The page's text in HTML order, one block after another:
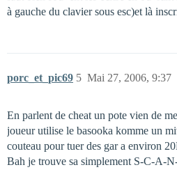
à gauche du clavier sous esc)et là
porc_et_pic69 Mai 27, 2006, 9:37
5
En parlent de cheat un pote vien de
joueur utilise le basooka komme un
couteau pour tuer des gar a environ
Bah je trouve sa simplement S-C-A-